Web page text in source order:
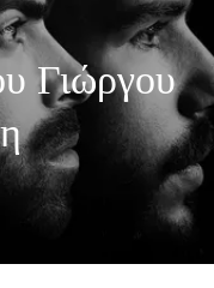
Γιώργου